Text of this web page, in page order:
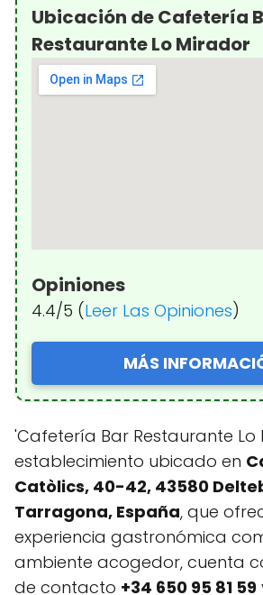
Ubicación de Cafetería
Restaurante Lo Mirador
Opiniones
4.4/5 (Leer Las Opiniones)
MÁS
'Cafetería Bar Restaurante Lo
establecimiento ubicado en
Catòlics, 40-42, 43580
Tarragona, España, que
experiencia gastronómica
ambiente acogedor, cuenta
de contacto +34 650 95 81 59